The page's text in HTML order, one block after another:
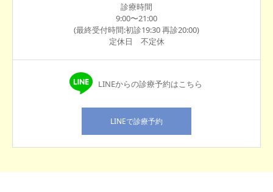
診療時間
9:00〜21:00
(最終受付時間:初診19:30 再診20:00)
定休日 不定休
LINEからの診療予約はこちら
LINEで診療予約